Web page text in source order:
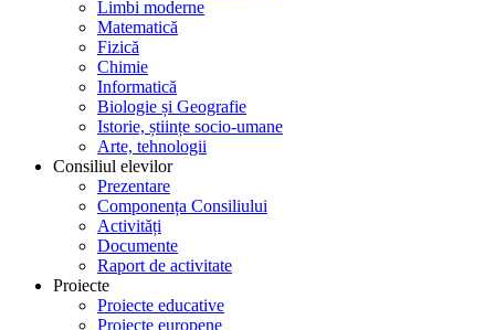
Limbi moderne
Matematică
Fizică
Chimie
Informatică
Biologie și Geografie
Istorie, științe socio-umane
Arte, tehnologii
Consiliul elevilor
Prezentare
Componența Consiliului
Activități
Documente
Raport de activitate
Proiecte
Proiecte educative
Proiecte europene